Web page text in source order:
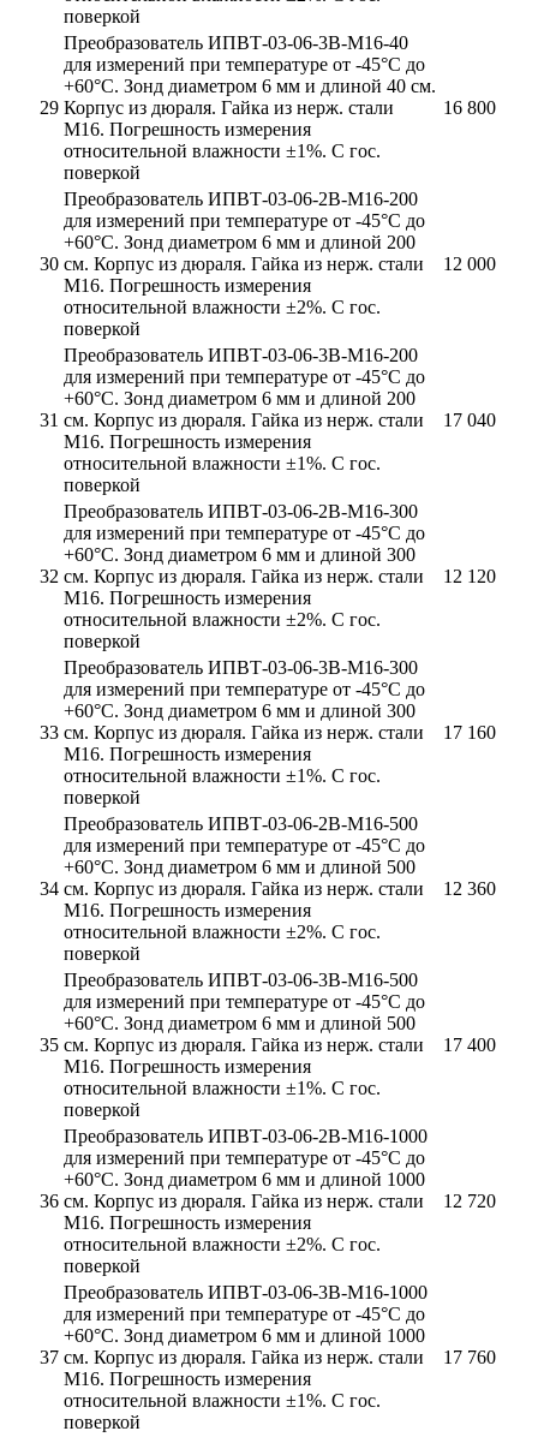
поверкой
29
Преобразователь ИПВТ-03-06-3В-М16-40
для измерений при температуре от -45°С до
+60°С. Зонд диаметром 6 мм и длиной 40 см.
Корпус из дюраля. Гайка из нерж. стали
М16. Погрешность измерения
относительной влажности ±1%. С гос.
поверкой
16 800
30
Преобразователь ИПВТ-03-06-2В-М16-200
для измерений при температуре от -45°С до
+60°С. Зонд диаметром 6 мм и длиной 200
см. Корпус из дюраля. Гайка из нерж. стали
М16. Погрешность измерения
относительной влажности ±2%. С гос.
поверкой
12 000
31
Преобразователь ИПВТ-03-06-3В-М16-200
для измерений при температуре от -45°С до
+60°С. Зонд диаметром 6 мм и длиной 200
см. Корпус из дюраля. Гайка из нерж. стали
М16. Погрешность измерения
относительной влажности ±1%. С гос.
поверкой
17 040
32
Преобразователь ИПВТ-03-06-2В-М16-300
для измерений при температуре от -45°С до
+60°С. Зонд диаметром 6 мм и длиной 300
см. Корпус из дюраля. Гайка из нерж. стали
М16. Погрешность измерения
относительной влажности ±2%. С гос.
поверкой
12 120
33
Преобразователь ИПВТ-03-06-3В-М16-300
для измерений при температуре от -45°С до
+60°С. Зонд диаметром 6 мм и длиной 300
см. Корпус из дюраля. Гайка из нерж. стали
М16. Погрешность измерения
относительной влажности ±1%. С гос.
поверкой
17 160
34
Преобразователь ИПВТ-03-06-2В-М16-500
для измерений при температуре от -45°С до
+60°С. Зонд диаметром 6 мм и длиной 500
см. Корпус из дюраля. Гайка из нерж. стали
М16. Погрешность измерения
относительной влажности ±2%. С гос.
поверкой
12 360
35
Преобразователь ИПВТ-03-06-3В-М16-500
для измерений при температуре от -45°С до
+60°С. Зонд диаметром 6 мм и длиной 500
см. Корпус из дюраля. Гайка из нерж. стали
М16. Погрешность измерения
относительной влажности ±1%. С гос.
поверкой
17 400
36
Преобразователь ИПВТ-03-06-2В-М16-1000
для измерений при температуре от -45°С до
+60°С. Зонд диаметром 6 мм и длиной 1000
см. Корпус из дюраля. Гайка из нерж. стали
М16. Погрешность измерения
относительной влажности ±2%. С гос.
поверкой
12 720
37
Преобразователь ИПВТ-03-06-3В-М16-1000
для измерений при температуре от -45°С до
+60°С. Зонд диаметром 6 мм и длиной 1000
см. Корпус из дюраля. Гайка из нерж. стали
М16. Погрешность измерения
относительной влажности ±1%. С гос.
поверкой
17 760